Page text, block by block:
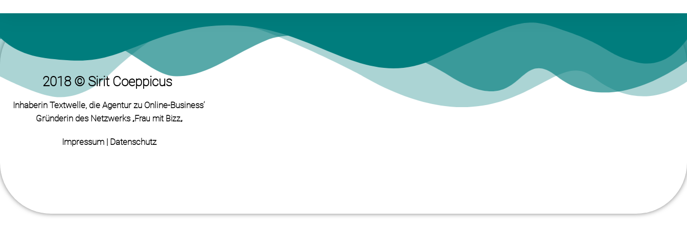
2018 © Sirit Coeppicus
Inhaberin Textwelle, die Agentur zu Online-Business‘
Gründerin des Netzwerks „Frau mit Bizz„
Impressum| Datenschutz